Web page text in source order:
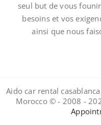
seul but de vous
besoins et vos
ainsi que nous
Aido car rental
Morocco © - 2008 -